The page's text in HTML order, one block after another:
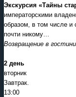
Экскурсия «Тайны
императорскими
образом, в том числе и
почти никому…
Возвращение в
2 день
вторник
Завтрак.
13:00